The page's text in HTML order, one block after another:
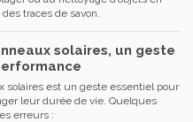
traces de savon.
solaires, un geste
solaires est un geste essentiel pour
leur durée de vie. Quelques
erreurs :